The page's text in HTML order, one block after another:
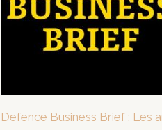
Defence Business Brief : Les